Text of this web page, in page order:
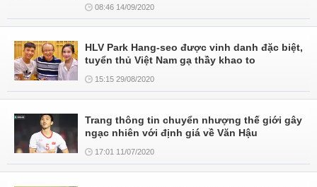
08:46 14/09/2020
HLV Park Hang-seo được vinh danh đặc biệt,
tuyển thủ Việt Nam gạ thầy khao to
15:15 29/08/2020
Trang thông tin chuyển nhượng thế giới gây
ngạc nhiên với định giá về Văn Hậu
17:01 11/07/2020